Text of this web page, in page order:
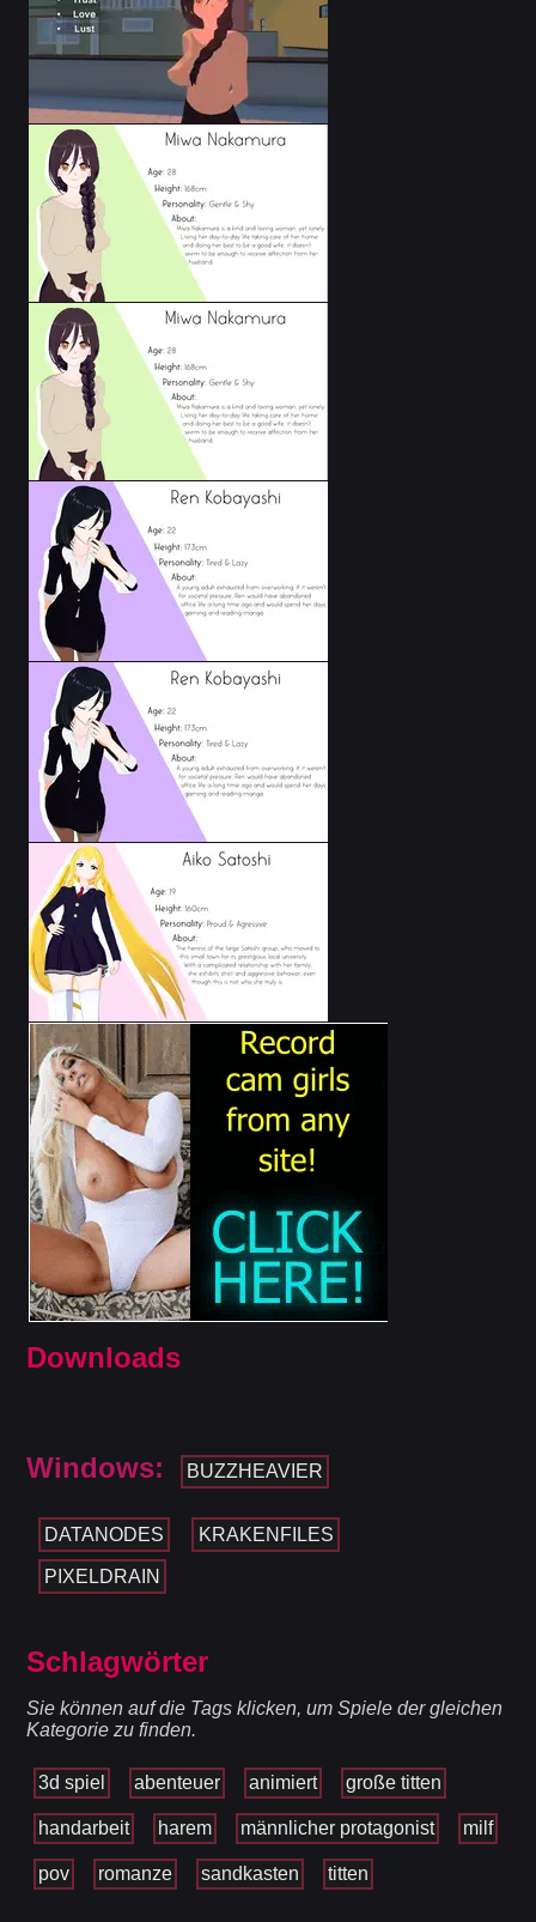
Downloads
Windows: BUZZHEAVIER
DATANODES KRAKENFILES
PIXELDRAIN
Schlagwörter
Sie können auf die Tags klicken, um Spiele der gleichen
Kategorie zu finden.
3d spiel abenteuer animiert große titten
handarbeit harem männlicher protagonist milf
pov romanze sandkasten titten